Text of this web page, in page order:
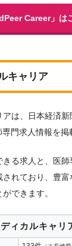
Career」は
キャリア
は、日本経済
門求人情報を掲
る求人と、医
れており、豊
できます。
ディカルキャリ